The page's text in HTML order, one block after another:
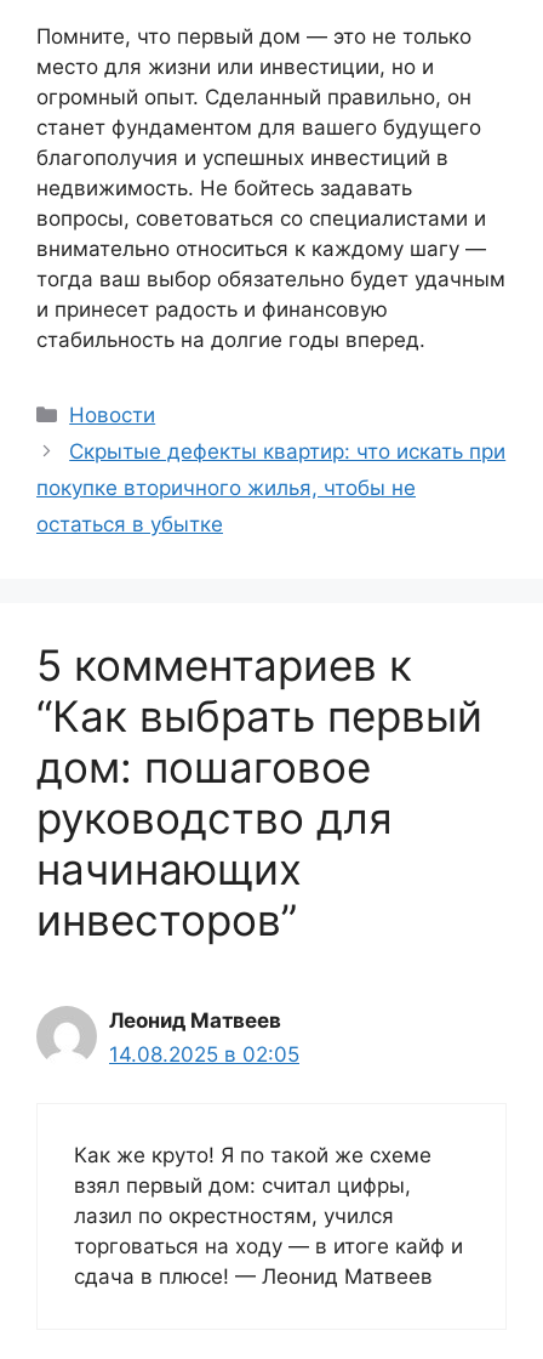
Помните, что первый дом — это не только
место для жизни или инвестиции, но и
огромный опыт. Сделанный правильно, он
станет фундаментом для вашего будущего
благополучия и успешных инвестиций в
недвижимость. Не бойтесь задавать
вопросы, советоваться со специалистами и
внимательно относиться к каждому шагу —
тогда ваш выбор обязательно будет удачным
и принесет радость и финансовую
стабильность на долгие годы вперед.
Рубрики
Новости
Скрытые дефекты квартир: что искать при
покупке вторичного жилья, чтобы не
остаться в убытке
5 комментариев к
“Как выбрать первый
дом: пошаговое
руководство для
начинающих
инвесторов”
Леонид Матвеев
14.08.2025 в 02:05
Как же круто! Я по такой же схеме
взял первый дом: считал цифры,
лазил по окрестностям, учился
торговаться на ходу — в итоге кайф и
сдача в плюсе! — Леонид Матвеев